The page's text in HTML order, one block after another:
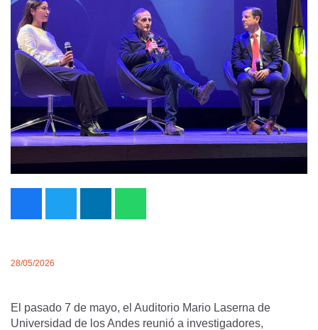
28/05/2026
El pasado 7 de mayo, el Auditorio Mario Laserna de
Universidad de los Andes reunió a investigadores,